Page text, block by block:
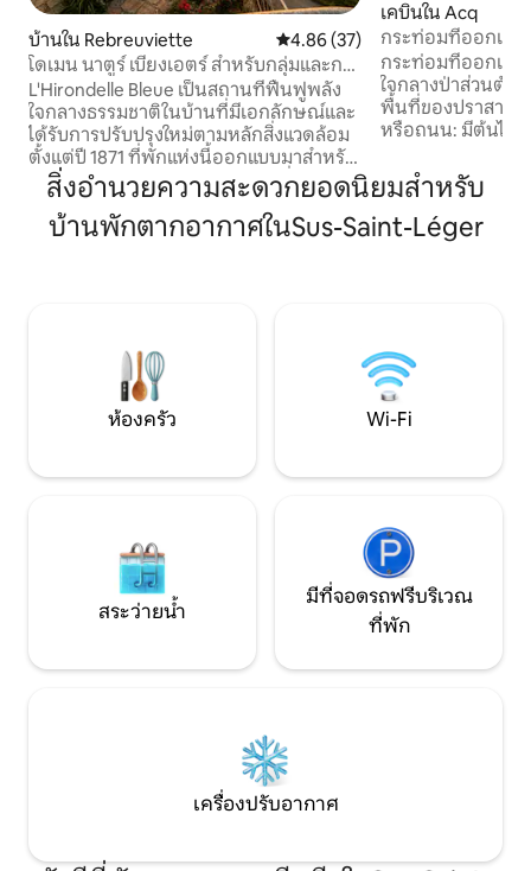
บ้านใน Rebreuviette คะแนนเฉลี่ย 4.86 จาก 5, 37 รีวิว
4.86 (37)
โดเมน นาตูร์ เบียงเอตร์ สำหรับกลุ่มและการ
พักผ่อน
L'Hirondelle Bleue เป็นสถานที่ฟื้นฟูพลัง
ใจกลางธรรมชาติในบ้านที่มีเอกลักษณ์และ
ได้รับการปรับปรุงใหม่ตามหลักสิ่งแวดล้อม
ตั้งแต่ปี 1871 ที่พักแห่งนี้ออกแบบมาสำหรับ
การเข้าพักเป็นกลุ่ม การพักผ่อนเพื่อสุขภาพ
และช่วงเวลาแห่งการเชื่อมโยงกันใหม่ โดยมี
สระว่ายน้ำธรรมชาติ สปา ซาวน่าบำบัด
เคบินใน Acq
กระท่อมที่ออกแบบ
ป่าของชาโต
กระท่อมที่ออกแบ
ใจกลางป่าส่วนตัว
พื้นที่ของปราสาทปี
หรือถนน: มีต้นไม้
ตร.ม. เพื่อให้คุณไ
จรดค่ำ ห่างจากอา
ลล์หรือโกต ดอปาล์ 1 ชั่วโมง
การออกแบบมาใ
สิ่งอำนวยความสะดวกยอดนิยมสำหรับ
บ้านพักตากอากาศในSus-Saint-Léger
ห้องครัว Wi-Fi
สระว่ายน้ำ
มีที่จอดรถฟรีบริเวณ
ที่พัก
เครื่องปรับอากาศ